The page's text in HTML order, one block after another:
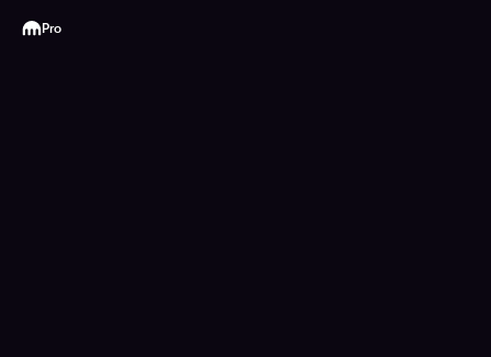
Kraken
Pro